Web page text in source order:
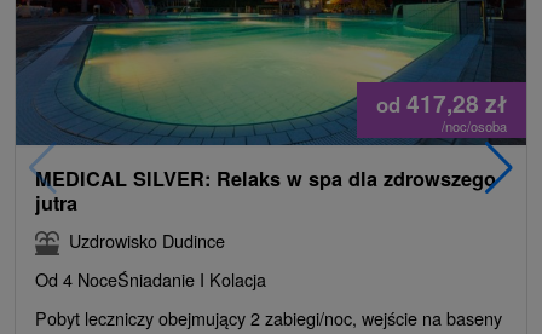
od 417,28 zł
/noc/osoba
MEDICAL SILVER: Relaks w spa dla zdrowszego
jutra
Uzdrowisko Dudince
Od 4 NoceŚniadanie I Kolacja
Pobyt leczniczy obejmujący 2 zabiegi/noc, wejście na baseny